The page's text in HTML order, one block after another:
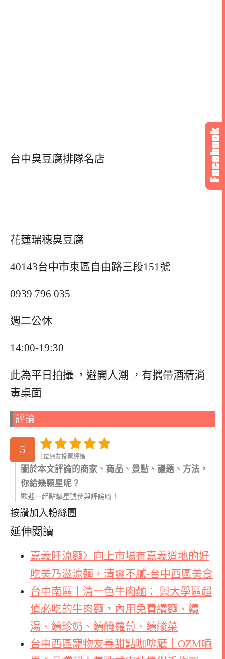
台中臭豆腐排隊名店
花蓮瑞穗臭豆腐
40143台中市東區自由路三段151號
0939 796 035
週二公休
14:00-19:30
此為平日拍攝 ，避開人潮 ，有攜帶酒精消
毒桌面
評論
5
1位網友投票評論
關於本文評論的商家、商品、景點、議題、方法，
你給幾顆星呢？
歡迎一起點擊星號參與評論唷！
按讚加入粉絲團
延伸閱讀
嘉義阡涼麵〉向上市場有嘉義道地的好
吃美乃滋涼麵，清爽不膩-台中西區美食
台中南區｜清一色牛肉麵： 興大學區超
值必吃的牛肉麵，內用免費續麵、續
湯、續珍奶、續醃蘿蔔、續酸菜
台中西區寵物友善甜點咖啡廳｜OZM啢